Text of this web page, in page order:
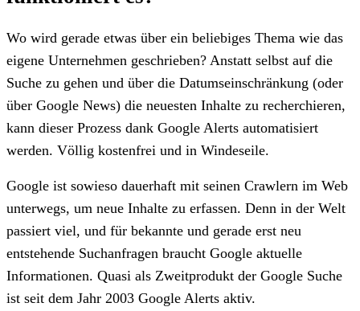
Wo wird gerade etwas über ein beliebiges Thema wie das
eigene Unternehmen geschrieben? Anstatt selbst auf die
Suche zu gehen und über die Datumseinschränkung (oder
über Google News) die neuesten Inhalte zu recherchieren,
kann dieser Prozess dank Google Alerts automatisiert
werden. Völlig kostenfrei und in Windeseile.
Google ist sowieso dauerhaft mit seinen Crawlern im Web
unterwegs, um neue Inhalte zu erfassen. Denn in der Welt
passiert viel, und für bekannte und gerade erst neu
entstehende Suchanfragen braucht Google aktuelle
Informationen. Quasi als Zweitprodukt der Google Suche
ist seit dem Jahr 2003 Google Alerts aktiv.